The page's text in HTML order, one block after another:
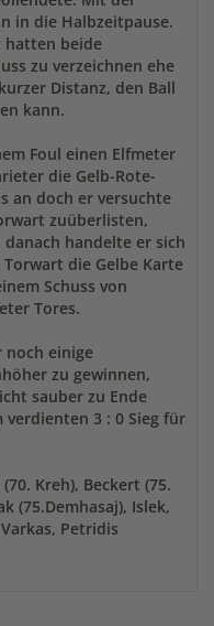
in die Halbzeitpause.
hatten beide
zu verzeichnen ehe
Distanz, den Ball
kann.
Foul einen Elfmeter
die Gelb-Rote-
an doch er versuchte
zuüberlisten,
handelte er sich
die Gelbe Karte
Schuss von
Tores.
noch einige
zu gewinnen,
sauber zu Ende
verdienten 3 : 0 Sieg für
Kreh), Beckert (75.
(75.Demhasaj), Islek,
Petridis